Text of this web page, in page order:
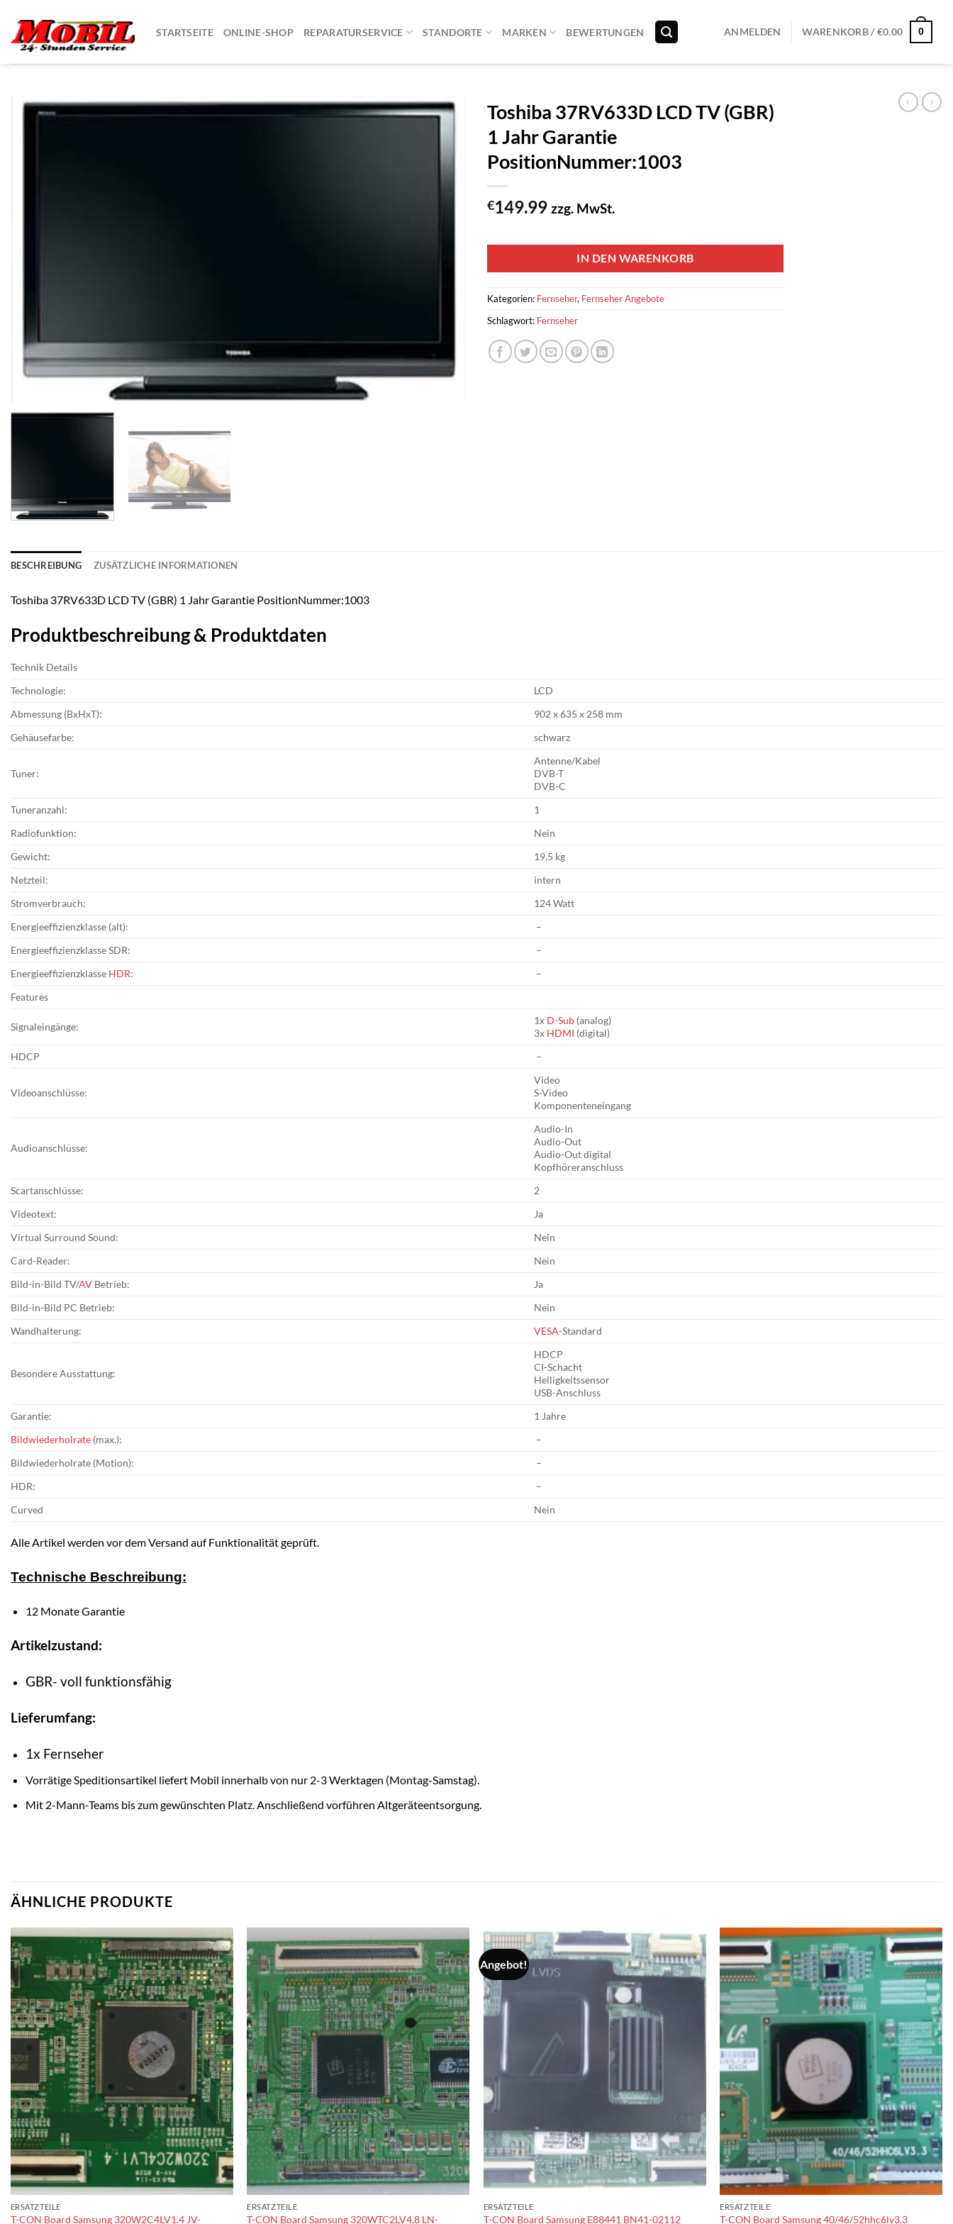
Inhalt
springen
STARTSEITE ONLINE-SHOP REPARATURSERVICE STANDORTE MARKEN BEWERTUNGEN ANMELDEN WARENKORB /€0.00 0
Toshiba 37RV633D LCD TV (GBR)
1 Jahr Garantie
PositionNummer:1003
€149.99 zzg. MwSt.
IN DEN WARENKORB
Kategorien: Fernseher, Fernseher Angebote
Schlagwort: Fernseher
BESCHREIBUNG ZUSÄTZLICHE INFORMATIONEN
Toshiba 37RV633D LCD TV (GBR) 1 Jahr Garantie PositionNummer:1003
Produktbeschreibung & Produktdaten
Technik Details
Technologie:
LCD
Abmessung (BxHxT):
902 x 635 x 258 mm
Gehäusefarbe:
schwarz
Tuner:
Antenne/Kabel
DVB-T
DVB-C
Tuneranzahl:
1
Radiofunktion:
Nein
Gewicht:
19,5 kg
Netzteil:
intern
Stromverbrauch:
124 Watt
Energieeffizienzklasse (alt):
–
Energieeffizienzklasse SDR:
–
Energieeffizienzklasse HDR:
–
Features
Signaleingänge:
1x D-Sub (analog)
3x HDMI (digital)
HDCP
–
Videoanschlüsse:
Video
S-Video
Komponenteneingang
Audioanschlüsse:
Audio-In
Audio-Out
Audio-Out digital
Kopfhöreranschluss
Scartanschlüsse:
2
Videotext:
Ja
Virtual Surround Sound:
Nein
Card-Reader:
Nein
Bild-in-Bild TV/AV Betrieb:
Ja
Bild-in-Bild PC Betrieb:
Nein
Wandhalterung:
VESA-Standard
Besondere Ausstattung:
HDCP
CI-Schacht
Helligkeitssensor
USB-Anschluss
Garantie:
1 Jahre
Bildwiederholrate (max.):
–
Bildwiederholrate (Motion):
–
HDR:
–
Curved
Nein
Alle Artikel werden vor dem Versand auf Funktionalität geprüft.
Technische Beschreibung:
12 Monate Garantie
Artikelzustand:
GBR- voll funktionsfähig
Lieferumfang:
1x Fernseher
Vorrätige Speditionsartikel liefert Mobil innerhalb von nur 2-3 Werktagen (Montag-Samstag).
Mit 2-Mann-Teams bis zum gewünschten Platz. Anschließend vorführen Altgeräteentsorgung.
ÄHNLICHE PRODUKTE
ERSATZTEILE
T-CON Board Samsung 320W2C4LV1.4 JV-
ERSATZTEILE
T-CON Board Samsung 320WTC2LV4.8 LN-
Angebot!
ERSATZTEILE
T-CON Board Samsung E88441 BN41-02112
ERSATZTEILE
T-CON Board Samsung 40/46/52hhc6lv3.3